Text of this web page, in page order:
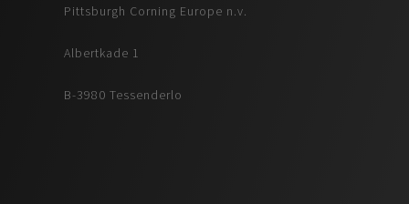
Pittsburgh Corning Europe n.v.
Albertkade 1
B-3980 Tessenderlo